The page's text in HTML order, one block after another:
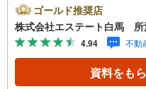
や学費等も含めてシ
件情報が豊富所沢市
おります。インター
おります。お客様の
3.自社グループで
ォーム、注文建築
ゴールド推奨店
株式会社エステート白馬 所
4.94 不動
資料をも